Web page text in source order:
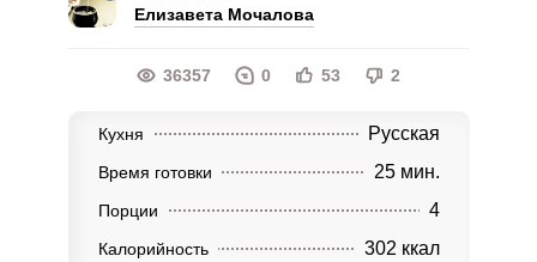
Елизавета Мочалова
36357 0 53 2
Кухня Русская
Время готовки 25 мин.
Порции 4
Калорийность 302 ккал